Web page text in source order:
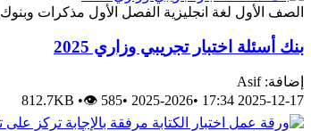
الصف الأول لغة انجليزية الفصل الأول مذكرات وبنوك
بنك أسئلة اختبار تجريبي وزاري 2025
إضافة: Asif
2025-12-17 17:34
•
2025-2026
•
812.7KB •👁 585